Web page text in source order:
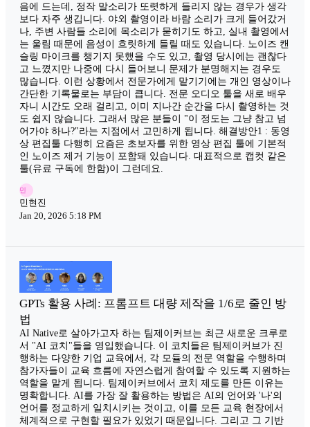
음에 드는데, 정작 말소리가 또렷하게 들리지 않는 경우가 생각
보다 자주 생깁니다. 야외 촬영이라 바람 소리가 크게 들어갔거
나, 주변 사람들 소리에 목소리가 묻히기도 하고, 실내 촬영에서
는 울림 때문에 음성이 흐릿하게 들릴 때도 있습니다. 노이즈 캔
슬링 마이크를 챙기지 못했을 수도 있고, 촬영 당시에는 괜찮다
고 느꼈지만 나중에 다시 들어보니 문제가 분명해지는 경우도
많습니다. 이런 상황에서 전문가에게 맡기기에는 개인 영상이나
간단한 기록물로는 부담이 큽니다. 전문 오디오 툴을 새로 배우
자니 시간도 오래 걸리고, 이미 지나간 순간을 다시 촬영하는 것
도 쉽지 않습니다. 그래서 많은 분들이 "이 정도는 그냥 참고 넘
어가야 하나?"라는 지점에서 고민하게 됩니다. 해결방안1 : 동영
상 편집툴 다행히 요즘은 초보자를 위한 영상 편집 툴에 기본적
인 노이즈 제거 기능이 포함돼 있습니다. 대표적으로 캡컷 같은
툴(유료 구독에 한함)이 그런데요.
민
민현진
Jan 20, 2026 5:18 PM
GPTs 활용 사례: 프롬프트 대량 제작을 1/6로 줄인 방
법
AI Native로 살아가고자 하는 팀제이커브는 최근 새로운 크루로
서 "AI 코치"들을 영입했습니다. 이 코치들은 팀제이커브가 진
행하는 다양한 기업 교육에서, 각 모듈의 전문 역할을 수행하며
참가자들이 교육 흐름에 자연스럽게 참여할 수 있도록 지원하는
역할을 맡게 됩니다. 팀제이커브에서 코치 제도를 만든 이유는
명확합니다. AI를 가장 잘 활용하는 방법은 AI의 언어와 '나'의
언어를 정교하게 일치시키는 것이고, 이를 모든 교육 현장에서
체계적으로 구현할 필요가 있었기 때문입니다. 그리고 그 기반